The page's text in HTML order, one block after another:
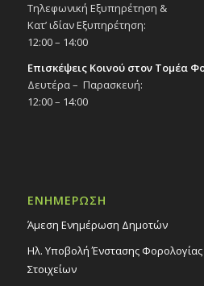
Τηλεφωνική Εξυπηρέτηση &
Κατ’ ιδίαν Εξυπηρέτηση:
12:00 – 14:00
Επισκέψεις Κοινού στον Τομέα
Δευτέρα – Παρασκευή:
12:00 – 14:00
ΕΝΗΜΕΡΩΣΗ
Άμεση Ενημέρωση Δημοτών
Ηλ. Υποβολή Ένστασης
Στοιχείων